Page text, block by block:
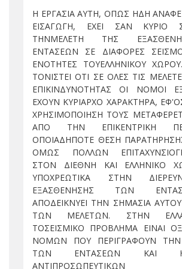
Η ΕΡΓΑΣΙΑ ΑΥΤΗ, ΟΠΩΣ ΗΔΗ
ΕΙΣΑΓΩΓΗ, ΕΧΕΙ ΣΑΝ ΚΥΡΙΟ
ΤΗΝΜΕΛΕΤΗ ΤΗΣ
ΕΝΤΑΣΕΩΝ ΣΕ ΔΙΑΦΟΡΕΣ
ΕΝΟΤΗΤΕΣ ΤΟΥΕΛΛΗΝΙΚΟΥ
ΤΟΝΙΣΤΕΙ ΟΤΙ ΣΕ ΟΛΕΣ ΤΙΣ
ΕΠΙΚΙΝΔΥΝΟΤΗΤΑΣ ΟΙ ΝΟΜΟΙ
ΕΧΟΥΝ ΚΥΡΙΑΡΧΟ ΧΑΡΑΚΤΗΡΑ,
ΧΡΗΣΙΜΟΠΟΙΗΣΗ ΤΟΥΣ
ΑΠΟ ΤΗΝ ΕΠΙΚΕΝΤΡΙΚΗ
ΟΠΟΙΑΔΗΠΟΤΕ ΘΕΣΗ
ΟΜΩΣ ΠΟΛΛΩΝ
ΣΤΟΝ ΔΙΕΘΝΗ ΚΑΙ ΕΛΛΗΝΙΚΟ
ΥΠΟΧΡΕΩΤΙΚΑ ΣΤΗΝ
ΕΞΑΣΘΕΝΗΣΗΣ ΤΩΝ
ΑΠΟΔΕΙΚΝΥΕΙ ΤΗΝ ΣΗΜΑΣΙΑ
ΤΩΝ ΜΕΛΕΤΩΝ. ΣΤΗΝ
ΤΟΣΕΙΣΜΙΚΟ ΠΡΟΒΛΗΜΑ ΕΙΝΑΙ
ΝΟΜΩΝ ΠΟΥ ΠΕΡΙΓΡΑΦΟΥΝ
ΤΩΝ ΕΝΤΑΣΕΩΝ ΚΑΙ
ΑΝΤΙΠΡΟΣΩΠΕΥΤΙΚΩΝ